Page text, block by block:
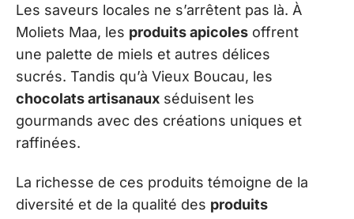
Les saveurs locales ne s’arrêtent pas là. À
Moliets Maa, les produits apicoles offrent
une palette de miels et autres délices
sucrés. Tandis qu’à Vieux Boucau, les
chocolats artisanaux séduisent les
gourmands avec des créations uniques et
raffinées.
La richesse de ces produits témoigne de la
diversité et de la qualité des produits